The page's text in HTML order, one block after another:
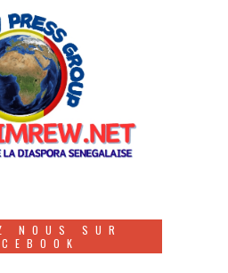
NOUS SUR